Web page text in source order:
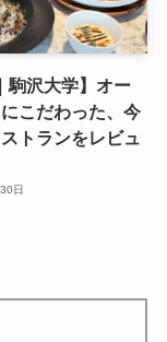
駒沢大学】オー
こだわった、今
トランをレビュ
日